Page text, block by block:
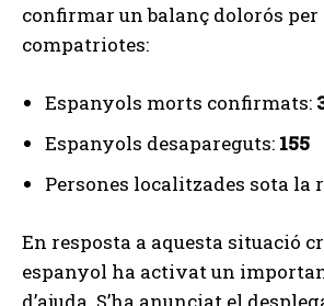
confirmar un balanç dolorós per
compatriotes:
Espanyols morts confirmats:
Espanyols desapareguts: 155
Persones localitzades sota la
En resposta a aquesta situació
espanyol ha activat un